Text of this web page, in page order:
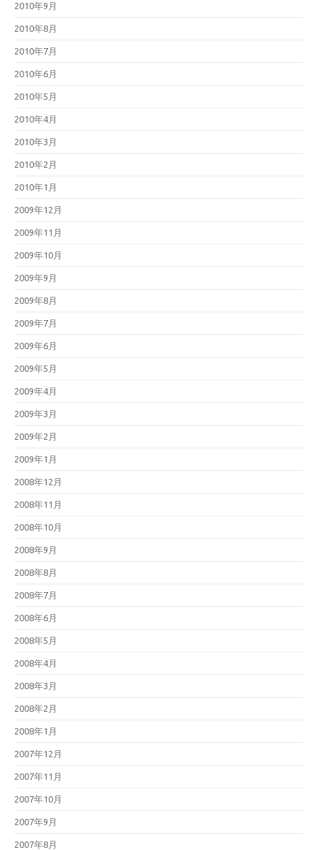
2010年9月
2010年8月
2010年7月
2010年6月
2010年5月
2010年4月
2010年3月
2010年2月
2010年1月
2009年12月
2009年11月
2009年10月
2009年9月
2009年8月
2009年7月
2009年6月
2009年5月
2009年4月
2009年3月
2009年2月
2009年1月
2008年12月
2008年11月
2008年10月
2008年9月
2008年8月
2008年7月
2008年6月
2008年5月
2008年4月
2008年3月
2008年2月
2008年1月
2007年12月
2007年11月
2007年10月
2007年9月
2007年8月